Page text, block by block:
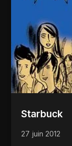
Starbuck
27 juin 2012